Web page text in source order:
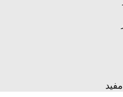
مفید